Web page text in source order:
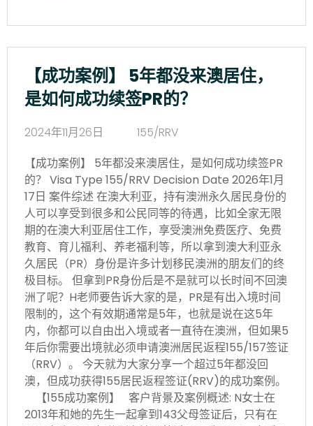
【成功案例】 5年都没来澳居住，
是如何成功续签PR的？
2024年11月26日
155/RRV
【成功案例】 5年都没来澳居住，是如何成功续签PR
的？ Visa Type 155/RRV Decision Date 2026年1月
17日 案件综述 在澳大利亚，持有澳洲永久居民身份的
人可以享受到很多和公民同等的待遇，比如全家无限
期的在澳大利亚居住工作，享受澳洲免费医疗、免费
教育、育儿福利、养老福利等，所以拿到澳大利亚永
久居民（PR）身份是许多计划移民澳洲的朋友们的终
极目标。 但拿到PR身份后是不是就可以长时间不回澳
洲了呢？H老师要告诉大家的是，PR是有出入境时间
限制的，这个有效期通常是5年，也就是说在这5年
内，你都可以自由出入境或者一直待在澳洲，但如果5
年后你需要出境就必须申请澳洲居民返程155/157签证
（RRV）。 今天就为大家分享一个超过5年都没回
澳，但成功获得155居民返程签证(RRV)的成功案例。
【155成功案例】 客户背景及案例概述: N女士在
2013年和她的先生一起拿到143父母签证后，只有在